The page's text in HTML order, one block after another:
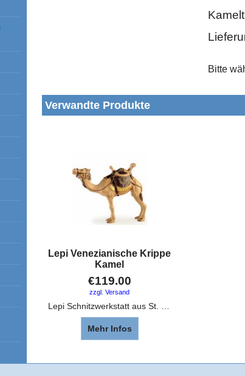
Bitte
Verwandte Produkte
Lepi Venezianische Krippe
Kamel
€119.00
zzgl. Versand
Mehr Infos